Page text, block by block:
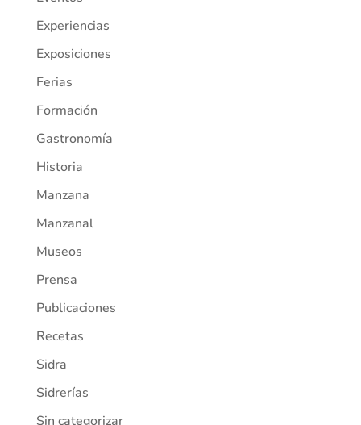
Experiencias
Exposiciones
Ferias
Formación
Gastronomía
Historia
Manzana
Manzanal
Museos
Prensa
Publicaciones
Recetas
Sidra
Sidrerías
Sin categorizar